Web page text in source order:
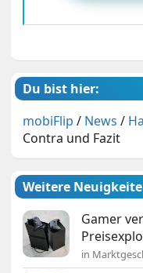
Du bist hier:
mobiFlip / News /
Contra und Fazit
Weitere
Gamer
in